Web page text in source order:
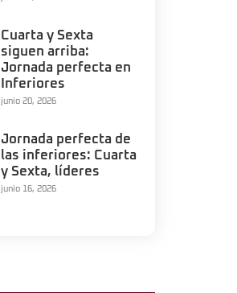
Cuarta y Sexta
siguen arriba:
Jornada perfecta en
Inferiores
junio 20, 2026
Jornada perfecta de
las inferiores: Cuarta
y Sexta, líderes
junio 16, 2026